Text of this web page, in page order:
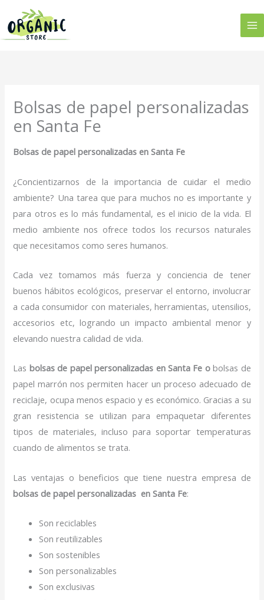
contenido
Bolsas de papel personalizadas
en Santa Fe
Bolsas de papel personalizadas en Santa Fe
¿Concientizarnos de la importancia de cuidar el medio
ambiente? Una tarea que para muchos no es importante y
para otros es lo más fundamental, es el inicio de la vida. El
medio ambiente nos ofrece todos los recursos naturales
que necesitamos como seres humanos.
Cada vez tomamos más fuerza y conciencia de tener
buenos hábitos ecológicos, preservar el entorno, involucrar
a cada consumidor con materiales, herramientas, utensilios,
accesorios etc, logrando un impacto ambiental menor y
elevando nuestra calidad de vida.
Las bolsas de papel personalizadas en Santa Fe obolsas de
papel marrón nos permiten hacer un proceso adecuado de
reciclaje, ocupa menos espacio y es económico. Gracias a su
gran resistencia se utilizan para empaquetar diferentes
tipos de materiales, incluso para soportar temperaturas
cuando de alimentos se trata.
Las ventajas o beneficios que tiene nuestra empresa de
bolsas de papel personalizadas en Santa Fe:
Son reciclables
Son reutilizables
Son sostenibles
Son personalizables
Son exclusivas